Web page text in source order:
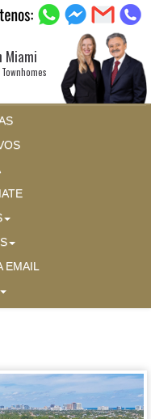
Miami
EMAIL